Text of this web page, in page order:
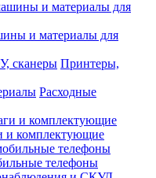
и материалы для
Принтеры,
Расходные
и комплектующие
телефоны